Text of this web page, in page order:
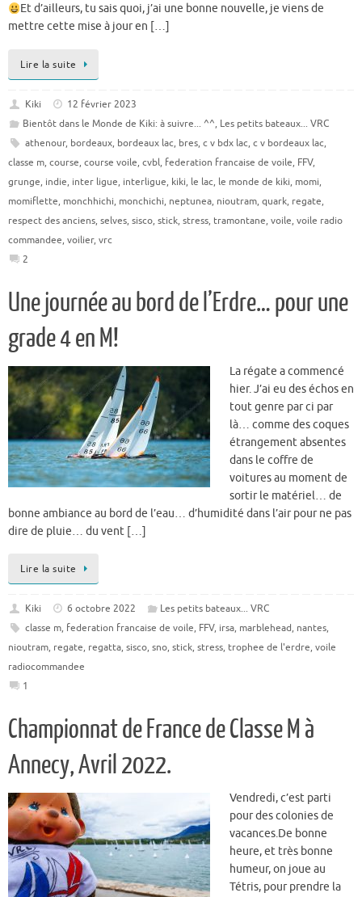
Et d’ailleurs, tu sais quoi, j’ai une bonne nouvelle, je viens de
mettre cette mise à jour en […]
Lire la suite
Kiki
12 février 2023
Bientôt dans le Monde de Kiki: à suivre... ^^, Les petits bateaux... VRC
athenour, bordeaux, bordeaux lac, bres, c v bdx lac, c v bordeaux lac,
classe m, course, course voile, cvbl, federation francaise de voile, FFV,
grunge, indie, inter ligue, interligue, kiki, le lac, le monde de kiki, momi,
momiflette, monchhichi, monchichi, neptunea, nioutram, quark, regate,
respect des anciens, selves, sisco, stick, stress, tramontane, voile, voile radio
commandee, voilier, vrc
2
Une journée au bord de l’Erdre… pour une
grade 4 en M!
La régate a commencé
hier. J’ai eu des échos en
tout genre par ci par
là… comme des coques
étrangement absentes
dans le coffre de
voitures au moment de
sortir le matériel… de
bonne ambiance au bord de l’eau… d’humidité dans l’air pour ne pas
dire de pluie… du vent […]
Lire la suite
Kiki 6 octobre 2022
Les petits bateaux... VRC
classe m, federation francaise de voile, FFV, irsa, marblehead, nantes,
nioutram, regate, regatta, sisco, sno, stick, stress, trophee de l'erdre, voile
radiocommandee
1
Championnat de France de Classe M à
Annecy, Avril 2022.
Vendredi, c’est parti
pour des colonies de
vacances.De bonne
heure, et très bonne
humeur, on joue au
Tétris, pour prendre la